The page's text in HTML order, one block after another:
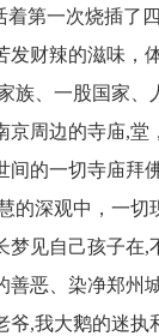
着第一次烧插了
发财辣的滋味，
族、一股国家
京周边的寺庙,
的一切寺庙拜
的深观中，一
梦见自己孩子在
善恶、染净郑州
爷,我大鹅的迷